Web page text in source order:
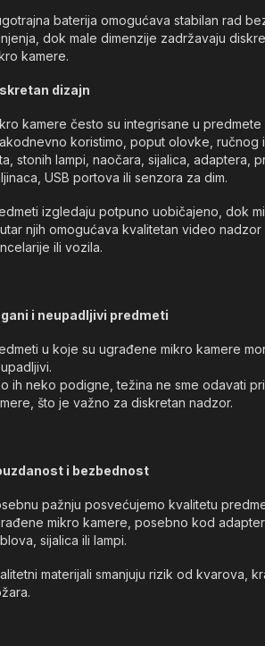
baterija omogućava stabilan rad
dok male dimenzije zadržavaju
kamere.
dizajn
kamere često su integrisane u predmete
koristimo, poput olovke, ručnog
stonih lampi, naočara, sijalica, adaptera,
USB portova ili senzora za dim.
izgledaju potpuno uobičajeno, dok
njih omogućava kvalitetan video nadzor
ili vozila.
i neupadljivi predmeti
u koje su ugrađene mikro kamere
ih neko podigne, težina ne sme odavati
što je važno za diskretan nadzor.
i bezbednost
pažnju posvećujemo kvalitetu
mikro kamere, posebno kod
sijalica ili lampi.
materijali smanjuju rizik od kvarova,